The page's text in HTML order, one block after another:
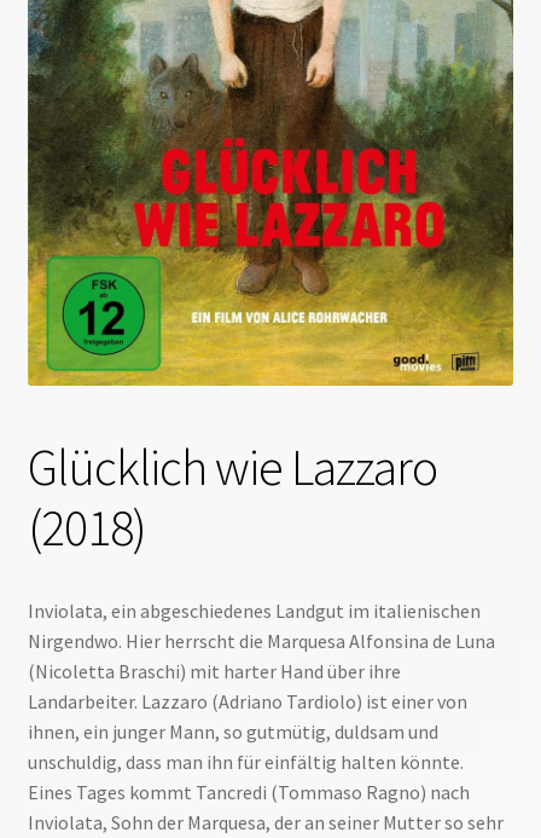
Glücklich wie Lazzaro
(2018)
Inviolata, ein abgeschiedenes Landgut im italienischen
Nirgendwo. Hier herrscht die Marquesa Alfonsina de Luna
(Nicoletta Braschi) mit harter Hand über ihre
Landarbeiter. Lazzaro (Adriano Tardiolo) ist einer von
ihnen, ein junger Mann, so gutmütig, duldsam und
unschuldig, dass man ihn für einfältig halten könnte.
Eines Tages kommt Tancredi (Tommaso Ragno) nach
Inviolata, Sohn der Marquesa, der an seiner Mutter so sehr